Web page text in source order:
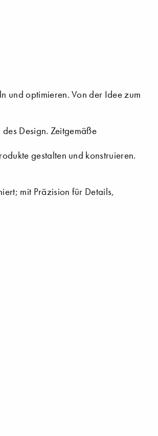
und optimieren. Von der Idee zum
Design. Zeitgemäße
gestalten und konstruieren.
mit Präzision für Details,